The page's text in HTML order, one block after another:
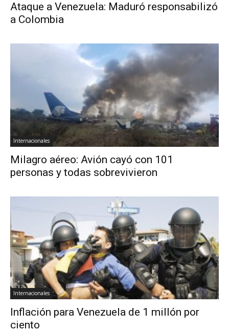
Ataque a Venezuela: Maduró responsabilizó
a Colombia
Internacionales
Milagro aéreo: Avión cayó con 101
personas y todas sobrevivieron
Internacionales
Inflación para Venezuela de 1 millón por
ciento